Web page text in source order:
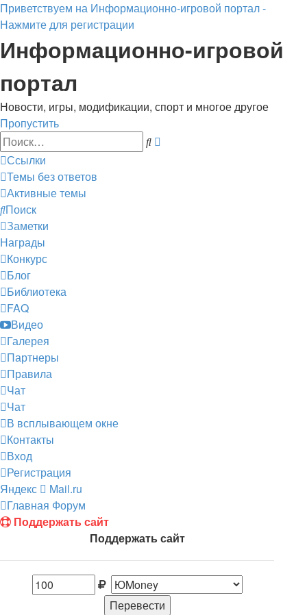
Приветствуем на Информационно-игровой портал -
Нажмите для регистрации
Информационно-игровой
портал
Новости, игры, модификации, спорт и многое другое
Пропустить
Поиск
Ссылки
Темы без ответов
Активные темы
Поиск
Заметки
Награды
Конкурс
Блог
Библиотека
FAQ
Видео
Галерея
Партнеры
Правила
Чат
Чат
В всплывающем окне
Контакты
Вход
Регистрация
Яндекс
Mail.ru
Главная Форум
Поддержать сайт
Поддержать сайт